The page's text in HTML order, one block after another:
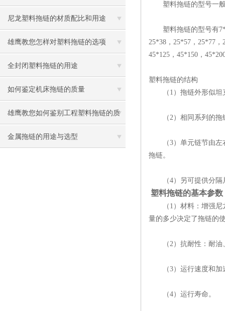
尼龙塑料拖链的材质配比和用途
雄鹰教您怎样对塑料拖链的选项
全封闭塑料拖链的用途
如何鉴定机床拖链的质量
雄鹰教您如何鉴别工程塑料拖链的质
量
金属拖链的用途与选型
塑料拖链的型号一般
塑料拖链的型号有7*7
25*38，25*57，25*77，
45*125，45*150，
塑料拖链的结构
（1）拖链外形似坦
（2）相同系列的拖链
（3）单元链节由左右
拖链。
（4）另可提供分隔
塑料拖链的基本参数
（1）材料：增强尼龙
量的多少决定了拖链的
（2）抗耐性：耐油
（3）运行速度和加
（4）运行寿命。